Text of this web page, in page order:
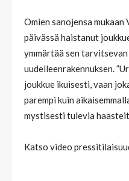
Omien sanojensa mukaan
päivässä haistanut
ymmärtää sen
uudelleenrakennuksen.
joukkue ikuisesti, vaan
parempi kuin
mystisesti tulevia
Katso video